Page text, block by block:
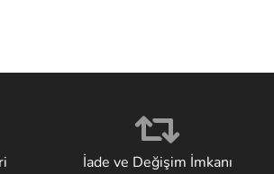
İade ve Değişim İmkanı